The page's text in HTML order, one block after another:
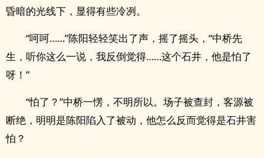
昏暗的光线下，显得有些冷冽。
“呵呵……”陈阳轻轻笑出了声，摇了摇头，“中桥先
生，听你这么一说，我反倒觉得……这个石井，他是怕了
呀！”
“怕了？”中桥一愣，不明所以。场子被查封，客源被
断绝，明明是陈阳陷入了被动，他怎么反而觉得是石井害
怕？